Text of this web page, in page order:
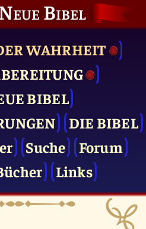
Bibel
WAHRHEIT
BIBEL
DIE BIBEL
Suche
Forum
Links